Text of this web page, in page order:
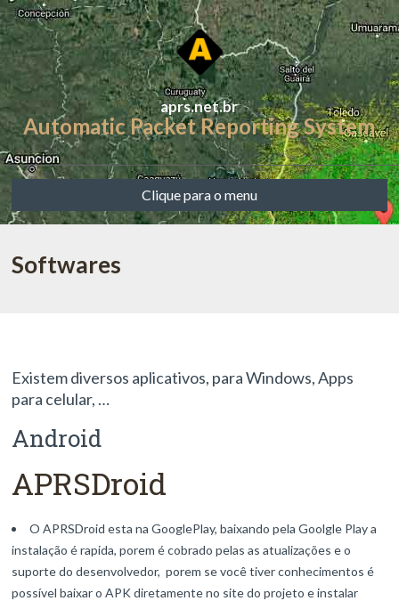
aprs.net.br
Automatic Packet Reporting System
Clique para o menu
Softwares
Existem diversos aplicativos, para Windows, Apps
para celular, …
Android
APRSDroid
O APRSDroid esta na GooglePlay, baixando pela Goolgle Play a
instalação é rapida, porem é cobrado pelas as atualizações e o
suporte do desenvolvedor, porem se você tiver conhecimentos é
possível baixar o APK diretamente no site do projeto e instalar